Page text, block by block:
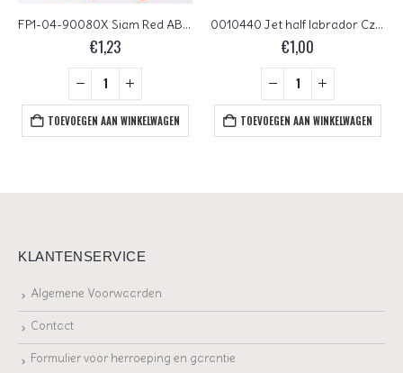
FP1-04-90080X Siam Red AB Czech Glass Facet Firepolish 4mm 50 stuks
€1,23
TOEVOEGEN AAN WINKELWAGEN
0010440 Jet half labrador Czech Glass Facet Firepolish 4mm 50 stuks
€1,00
TOEVOEGEN AAN WINKELWAGEN
KLANTENSERVICE
Algemene Voorwaarden
Contact
Formulier voor herroeping en garantie